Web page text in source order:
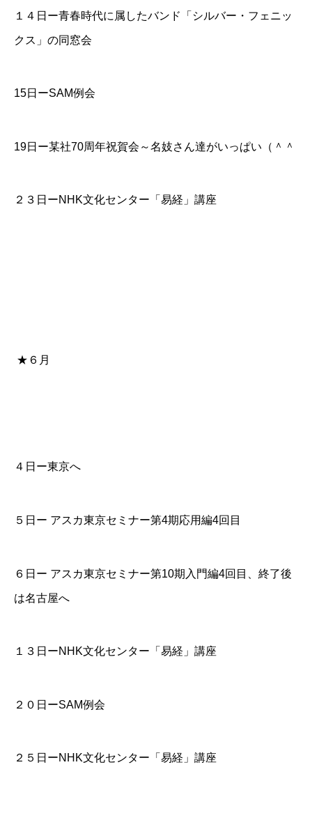
１４日ー青春時代に属したバンド「シルバー・フェニッ
クス」の同窓会
15日ーSAM例会
19日ー某社70周年祝賀会～名妓さん達がいっぱい（＾＾
２３日ーNHK文化センター「易経」講座
★６月
４日ー東京へ
５日ー アスカ東京セミナー第4期応用編4回目
６日ー アスカ東京セミナー第10期入門編4回目、終了後
は名古屋へ
１３日ーNHK文化センター「易経」講座
２０日ーSAM例会
２５日ーNHK文化センター「易経」講座